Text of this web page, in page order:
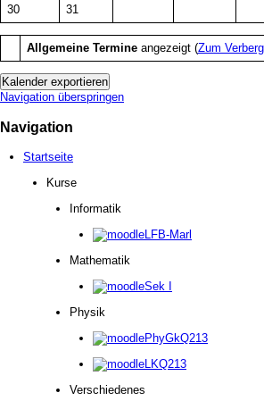
30 31
Allgemeine Termineangezeigt (Zum
Navigation überspringen
Navigation
Startseite
Kurse
Informatik
LFB-Marl
Mathematik
Sek I
Physik
PhyGkQ213
LKQ213
Verschiedenes